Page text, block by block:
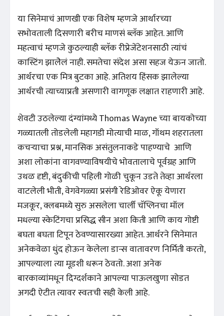
या सिनेमाचं आणखी एक विशेष म्हणजे आर्थारच्या
सभोवताली दिसणारी बरीच माणसं ब्लॅक आहेत. आणि
महत्वाचं म्हणजे कुठल्याही ब्लॅक रीप्रेजेंटेशनसाठी त्यांचं
कास्टिंग झालेेेलं नाही. समतेचा संदेश असा सहज येऊन जातो.
आर्थरचा एक मित्र बुटका आहे. अतिशय हिंसक झालेल्या
आर्थरची त्याच्याप्रती असणारी वागणूक लक्षात राहणारी आहे.
शेवटी उठलेल्या दंग्यांमध्ये Thomas Wayne च्या बायकोच्या
गळ्यातली तोडलेली महागडी मोत्याची माळ, गॉथम शहरातला
कचऱ्याचा प्रश्न, मानसिक असंतुलनाकडे पाहण्याचे आणि
अशा लोकांना वागवण्याविषयीचे भोवतालाचे पूर्वग्रह आणि
उथळ दृष्टी, बंदुकीची पहिली गोळी चुकून उडते तेव्हा आर्थरला
वाटलेली भीती, वेगवेगळ्या प्रसंगी रेडिओवर ऐकू येणारा
मजकूर, क्लबमध्ये सुरु असलेला चार्ली चॅप्लिनचा मॉल
मधल्या स्केटिंगचा प्रसिद्ध सीन अशा किती आणि काय गोष्टी
बघता बघता टिपून ठेवण्यासारख्या आहेत. आर्थरने सिनेमात
अनेकवेळा धुंद होऊन केलेला डान्स वातावरण निर्मिती करतो,
आपल्याला त्या मूडशी धरून ठेवतो. अशा अनेक
बारकाव्यांमधून दिग्दर्शकाने आपल्या पाऊलखुणा सोडत
अगदी ऐटीत त्यावर स्वतःची सही केली आहे.